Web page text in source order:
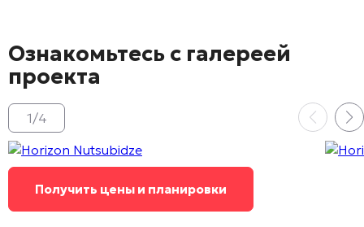
Ознакомьтесь с галереей
проекта
1/4
Получить цены и планировки